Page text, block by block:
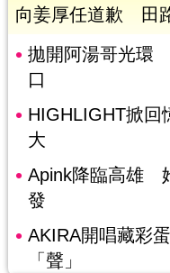
向姜厚任道歉 田
拋開阿湯哥光環
口
HIGHLIGHT掀
大
Apink降臨高雄
發
AKIRA開唱藏彩
「聲」